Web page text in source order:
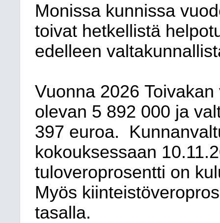
Monissa kunnissa
toivat hetkellistä
edelleen
Vuonna 2026 Toivakan
olevan 5 892 000 ja
397 euroa.
kokouksessaan
tuloveroprosentti on
Myös
tasalla.